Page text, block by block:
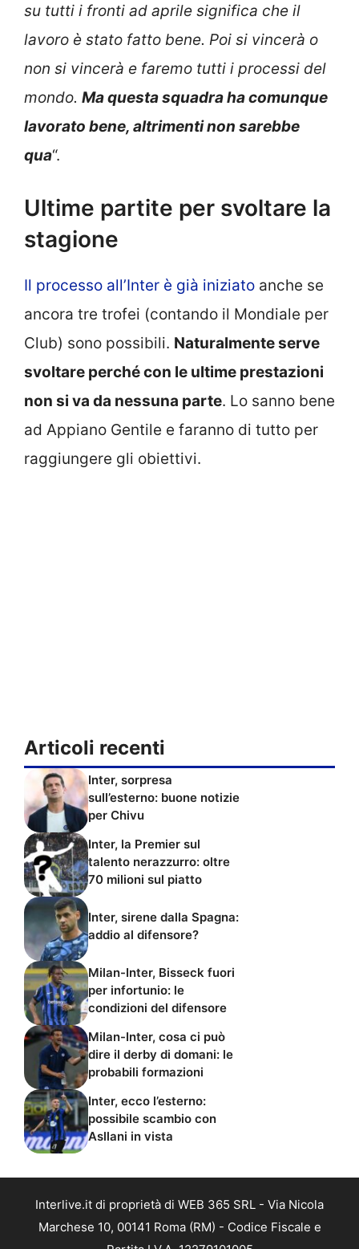
su tutti i fronti ad aprile significa che il
lavoro è stato fatto bene. Poi si vincerà o
non si vincerà e faremo tutti i processi del
mondo. Ma questa squadra ha comunque
lavorato bene, altrimenti non sarebbe
qua“.
Ultime partite per svoltare la
stagione
Il processo all’Inter è già iniziato anche se
ancora tre trofei (contando il Mondiale per
Club) sono possibili. Naturalmente serve
svoltare perché con le ultime prestazioni
non si va da nessuna parte. Lo sanno bene
ad Appiano Gentile e faranno di tutto per
raggiungere gli obiettivi.
Articoli recenti
Inter, sorpresa
sull’esterno: buone notizie
per Chivu
Inter, la Premier sul
talento nerazzurro: oltre
70 milioni sul piatto
Inter, sirene dalla Spagna:
addio al difensore?
Milan-Inter, Bisseck fuori
per infortunio: le
condizioni del difensore
Milan-Inter, cosa ci può
dire il derby di domani: le
probabili formazioni
Inter, ecco l’esterno:
possibile scambio con
Asllani in vista
Interlive.it di proprietà di WEB 365 SRL - Via Nicola
Marchese 10, 00141 Roma (RM) - Codice Fiscale e